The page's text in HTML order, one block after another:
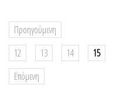
Προηγούμενη
12
13 14
15
Επόμενη